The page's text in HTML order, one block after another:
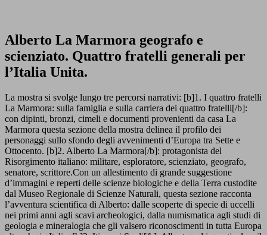
Alberto La Marmora geografo e
scienziato. Quattro fratelli generali per
l’Italia Unita.
La mostra si svolge lungo tre percorsi narrativi: [b]1. I quattro fratelli
La Marmora: sulla famiglia e sulla carriera dei quattro fratelli[/b]:
con dipinti, bronzi, cimeli e documenti provenienti da casa La
Marmora questa sezione della mostra delinea il profilo dei
personaggi sullo sfondo degli avvenimenti d’Europa tra Sette e
Ottocento. [b]2. Alberto La Marmora[/b]: protagonista del
Risorgimento italiano: militare, esploratore, scienziato, geografo,
senatore, scrittore.Con un allestimento di grande suggestione
d’immagini e reperti delle scienze biologiche e della Terra custodite
dal Museo Regionale di Scienze Naturali, questa sezione racconta
l’avventura scientifica di Alberto: dalle scoperte di specie di uccelli
nei primi anni agli scavi archeologici, dalla numismatica agli studi di
geologia e mineralogia che gli valsero riconoscimenti in tutta Europa